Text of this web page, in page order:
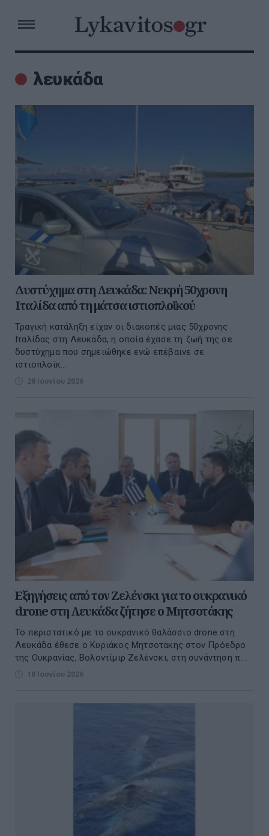
λευκάδα
Δυστύχημα στη Λευκάδα: Νεκρή 50χρονη
Ιταλίδα από τη μάτσα ιστιοπλοϊκού
Τραγική κατάληξη είχαν οι διακοπές μιας 50χρονης
Ιταλίδας στη Λευκάδα, η οποία έχασε τη ζωή της σε
δυστύχημα που σημειώθηκε ενώ επέβαινε σε
ιστιοπλοϊκ...
28 Ιουνίου 2026
Εξηγήσεις από τον Ζελένσκι για το ουκρανικό
drone στη Λευκάδα ζήτησε ο Μητσοτάκης
Το περιστατικό με το ουκρανικό θαλάσσιο drone στη
Λευκάδα έθεσε ο Κυριάκος Μητσοτάκης στον Πρόεδρο
της Ουκρανίας, Βολοντίμιρ Ζελένσκι, στη συνάντηση π...
18 Ιουνίου 2026